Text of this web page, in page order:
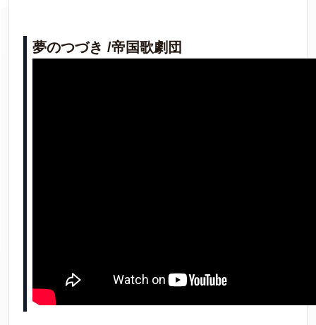
夢のつづき /帝国歌劇団